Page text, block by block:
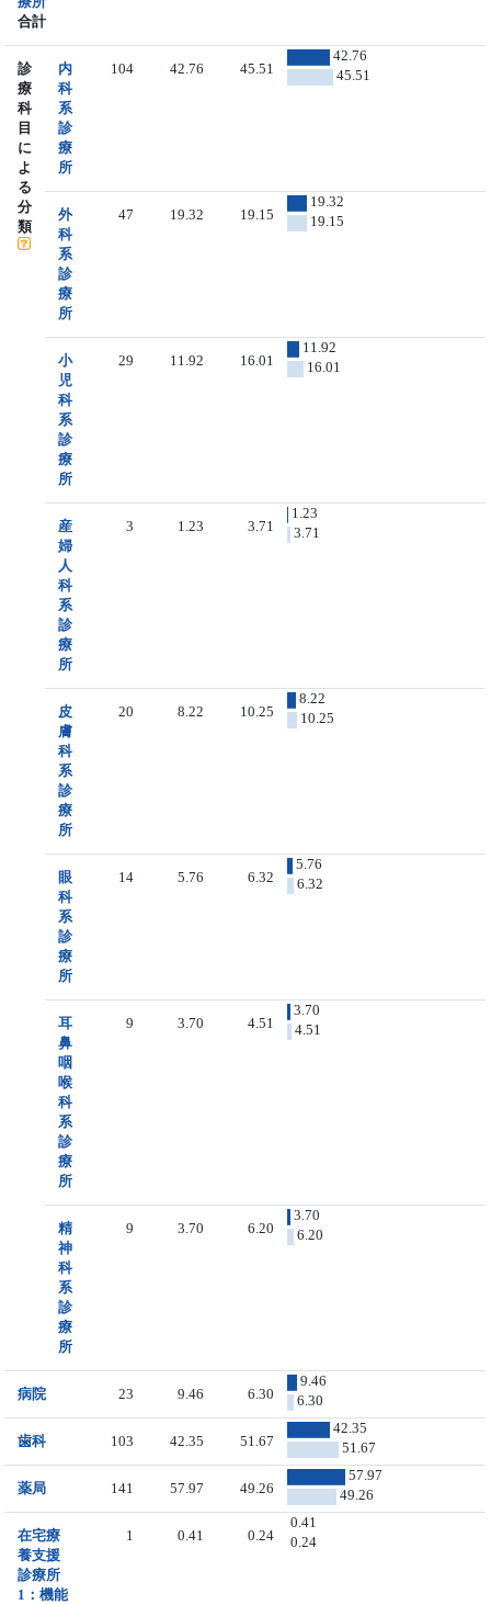
合計
診
療
科
目
に
よ
る
分
類
内
科
系
診
療
所
104 42.76 45.51
42.76
45.51
外
科
系
診
療
所
47 19.32 19.15
19.32
19.15
小
児
科
系
診
療
所
29 11.92 16.01
11.92
16.01
産
婦
人
科
系
診
療
所
3 1.23 3.71
1.23
3.71
皮
膚
科
系
診
療
所
20 8.22 10.25
8.22
10.25
眼
科
系
診
療
所
14 5.76 6.32
5.76
6.32
耳
鼻
咽
喉
科
系
診
療
所
9 3.70 4.51
3.70
4.51
精
神
科
系
診
療
所
9 3.70 6.20
3.70
6.20
病院 23 9.46 6.30
9.46
6.30
歯科 103 42.35 51.67
42.35
51.67
薬局 141 57.97 49.26
57.97
49.26
在宅療
養支援
診療所
1：機能
1 0.41 0.24
0.41
0.24